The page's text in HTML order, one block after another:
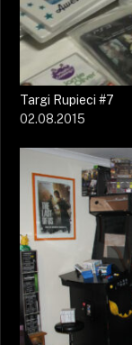
Targi Rupieci #7
02.08.2015